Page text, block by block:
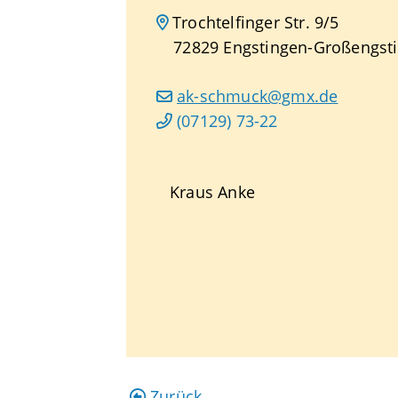
Trochtelfinger Str. 9/5
72829 Engstingen-
ak-schmuck@gmx.de
(07129) 73-22
Kraus Anke